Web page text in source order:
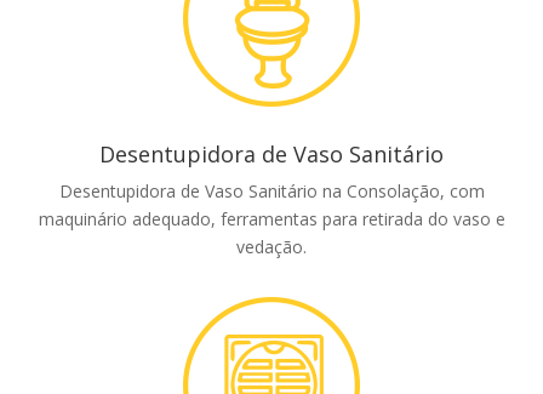
Desentupidora de Vaso Sanitário
Desentupidora de Vaso Sanitário na Consolação, com
maquinário adequado, ferramentas para retirada do vaso e
vedação.